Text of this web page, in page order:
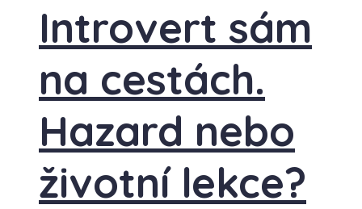
Introvert sám
na cestách.
Hazard nebo
životní lekce?